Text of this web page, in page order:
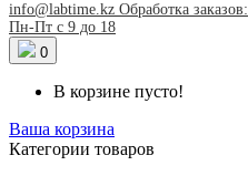
info@labtime.kz Обработка заказов:
Пн-Пт с 9 до 18
0
В корзине пусто!
Ваша корзина
Категории товаров